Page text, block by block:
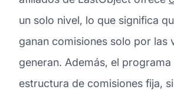
un solo nivel, lo que significa
ganan comisiones solo por las
generan. Además, el
estructura de comisiones fija,